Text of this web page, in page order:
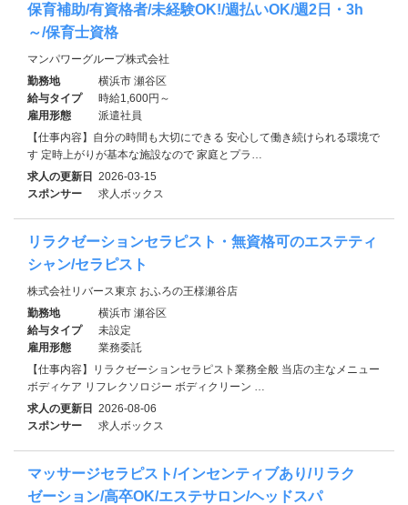
保育補助/有資格者/未経験OK!/週払いOK/週2日・3h
～/保育士資格
マンパワーグループ株式会社
勤務地
横浜市 瀬谷区
給与タイプ
時給1,600円～
雇用形態
派遣社員
【仕事内容】自分の時間も大切にできる 安心して働き続けられる環境で
す 定時上がりが基本な施設なので 家庭とプラ…
求人の更新日 2026-03-15
スポンサー
求人ボックス
リラクゼーションセラピスト・無資格可のエステティ
シャン/セラピスト
株式会社リバース東京 おふろの王様瀬谷店
勤務地
横浜市 瀬谷区
給与タイプ
未設定
雇用形態
業務委託
【仕事内容】リラクゼーションセラピスト業務全般 当店の主なメニュー
ボディケア リフレクソロジー ボディクリーン …
求人の更新日 2026-08-06
スポンサー
求人ボックス
マッサージセラピスト/インセンティブあり/リラク
ゼーション/高卒OK/エステサロン/ヘッドスパ